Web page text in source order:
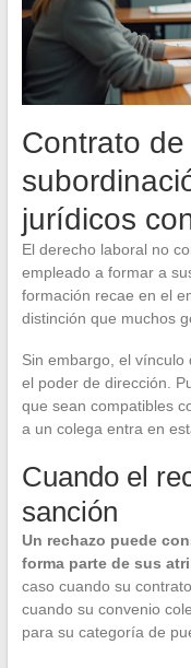
Contrato
jurídicos
El derecho laboral no
empleado a formar a
formación recae en el
distinción que muchos
Sin embargo, el
el poder de dirección.
que sean compatibles
a un colega entra en
Cuando el
sanción
Un rechazo puede
forma parte de sus
caso cuando su
cuando su convenio
para su categoría de